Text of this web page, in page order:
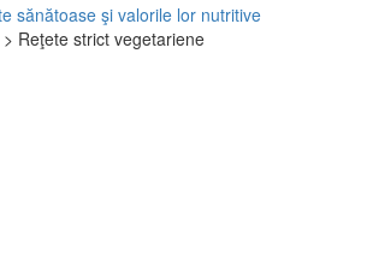
sănătoase şi valorile lor nutritive
> Reţete strict vegetariene